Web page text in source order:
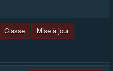
Classe
Mise à jour